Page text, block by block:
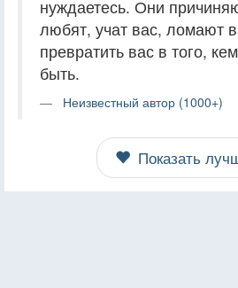
нуждаетесь. Они
любят, учат вас, ломают
превратить вас в того,
быть.
Неизвестный автор (1000+)
Показать